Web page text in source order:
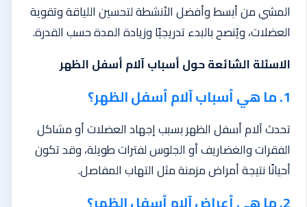
المشي من أبسط وأفضل الأنشطة لتحسين اللياقة وتقوية
العضلات، ويُنصح بالبدء تدريجيًا وزيادة المدة حسب القدرة.
الاسئلة الشائعة حول أسباب آلام أسفل الظهر
1. ما هي أسباب آلام أسفل الظهر؟
تحدث آلام أسفل الظهر بسبب إجهاد العضلات أو مشاكل
الفقرات والغضاريف أو الجلوس لفترات طويلة، وقد تكون
أحيانًا نتيجة أمراض مزمنة مثل التهاب المفاصل.